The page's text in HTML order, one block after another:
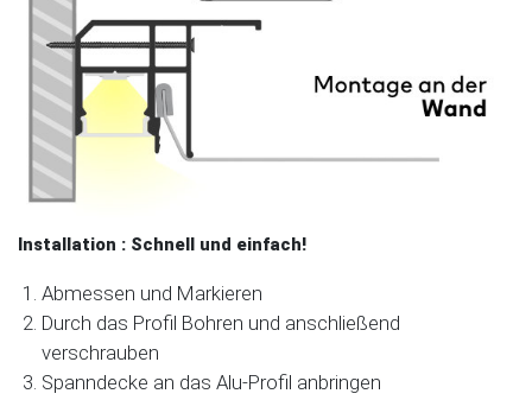
Installation : Schnell und einfach!
Abmessen und Markieren
Durch das Profil Bohren und anschließend
verschrauben
Spanndecke an das Alu-Profil anbringen